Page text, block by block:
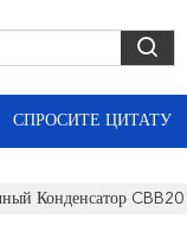
СПРОСИТЕ ЦИТАТУ
Конденсатор CBB20